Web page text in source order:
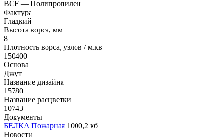
BCF — Полипропилен
Фактура
Гладкий
Высота ворса, мм
8
Плотность ворса, узлов / м.кв
150400
Основа
Джут
Название дизайна
15780
Название расцветки
10743
Документы
БЕЛКА Пожарная 1000,2 кб
Новости